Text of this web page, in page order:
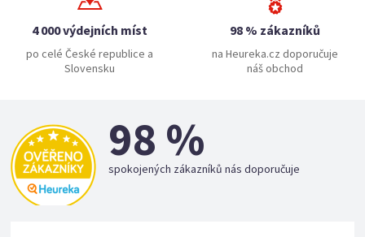
4 000 výdejních míst
po celé České republice a
Slovensku
98 % zákazníků
na Heureka.cz doporučuje
náš obchod
98 %
spokojených zákazníků nás doporučuje